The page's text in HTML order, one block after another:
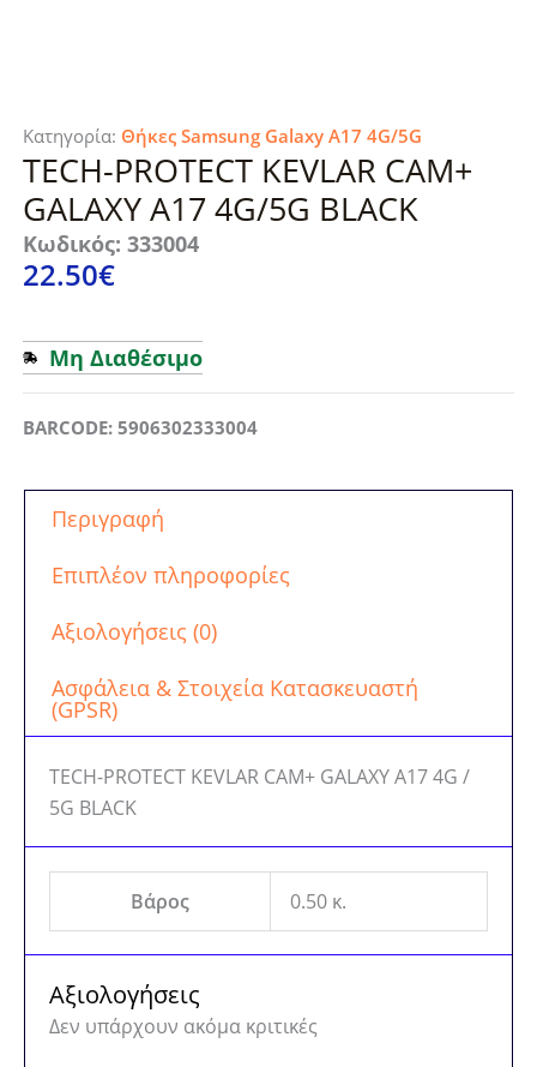
Κατηγορία: Θήκες Samsung Galaxy A17 4G/5G
TECH-PROTECT KEVLAR CAM+
GALAXY A17 4G/5G BLACK
Κωδικός: 333004
22.50€
Μη Διαθέσιμο
BARCODE: 5906302333004
Περιγραφή
Επιπλέον πληροφορίες
Αξιολογήσεις (0)
Ασφάλεια & Στοιχεία Κατασκευαστή
(GPSR)
TECH-PROTECT KEVLAR CAM+ GALAXY A17 4G /
5G BLACK
Βάρος 0.50 κ.
Αξιολογήσεις
Δεν υπάρχουν ακόμα κριτικές